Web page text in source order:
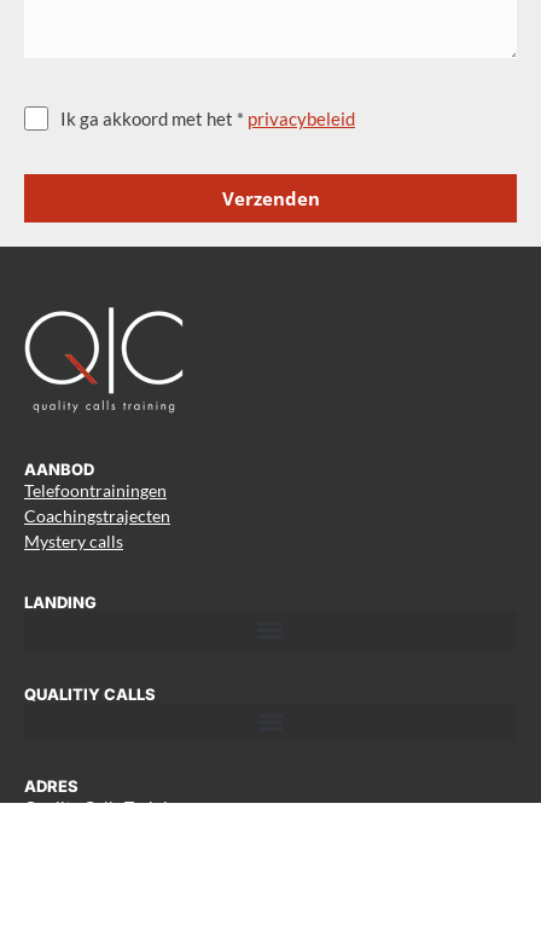
Ik ga akkoord met het * privacybeleid
Verzenden
AANBOD
Telefoontrainingen
Coachingstrajecten
Mystery calls
LANDING
QUALITIY CALLS
ADRES
Quality Calls Trainingen